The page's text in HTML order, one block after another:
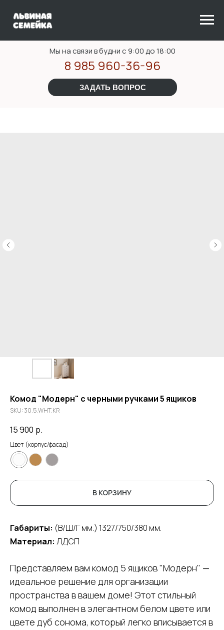
ЗАДАТЬ ВОПРОС
Мы на связи в будни с 9:00 до 18:00
8 985 960-36-96
Комод "Модерн" с черными ручками 5 ящиков
SKU:30.5.WHT.KR
15 900 р.
Цвет (корпус/фасад)
В КОРЗИНУ
Габариты: (В/Ш/Г мм.) 1327/750/380 мм.
Материал: ЛДСП
Представляем вам комод 5 ящиков "Модерн" —
идеальное решение для организации
пространства в вашем доме! Этот стильный
комод выполнен в элегантном белом цвете или
цвете дуб сонома, который легко вписывается в